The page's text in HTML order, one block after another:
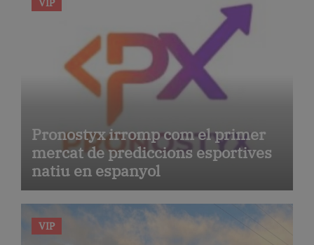
Pronostyx irromp com el primer
mercat de prediccions esportives
natiu en espanyol
VIP